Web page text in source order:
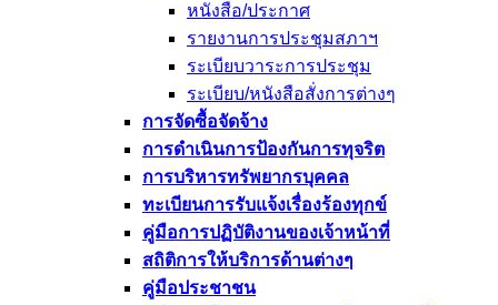
หนังสือ/ประกาศ
รายงานการประชุมสภาฯ
ระเบียบวาระการประชุม
ระเบียบ/หนังสือสั่งการต่างๆ
การจัดซื้อจัดจ้าง
การดำเนินการป้องกันการทุจริต
การบริหารทรัพยากรบุคคล
ทะเบียนการรับแจ้งเรื่องร้องทุกข์
คู่มือการปฏิบัติงานของเจ้าหน้าที่
สถิติการให้บริการด้านต่างๆ
คู่มือประชาชน